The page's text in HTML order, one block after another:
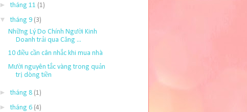
►tháng 11 (1)
▼ tháng 9 (3)
Những Lý Do Chính Người Kinh
Doanh trải qua Căng ...
10 điều cần cân nhắc khi mua nhà
Mười nguyên tắc vàng trong quản
trị dòng tiền
►tháng 8 (1)
►tháng 6 (4)